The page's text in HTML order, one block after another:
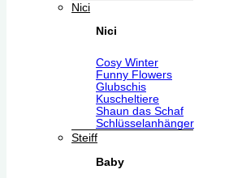
Nici
Nici
Cosy Winter
Funny Flowers
Glubschis
Kuscheltiere
Shaun das Schaf
Schlüsselanhänger
Steiff
Baby